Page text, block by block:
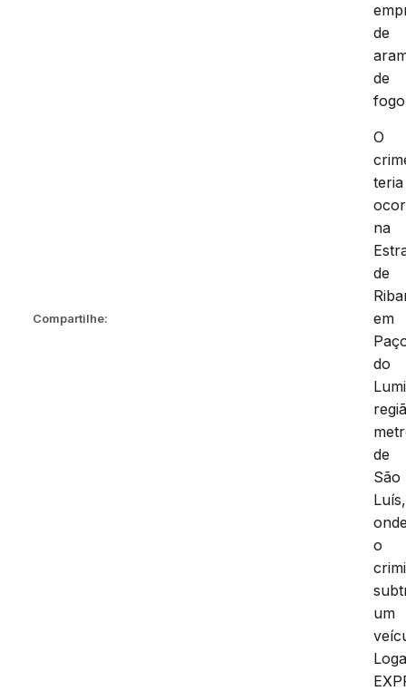
Compartilhe:
de
de
O
teria
na
de
em
do
de
São
Luís,
o
um